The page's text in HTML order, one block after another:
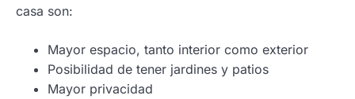
casa son:
Mayor espacio, tanto interior como exterior
Posibilidad de tener jardines y patios
Mayor privacidad